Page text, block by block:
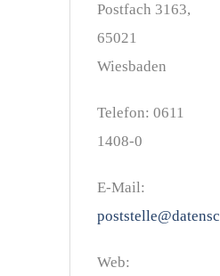
Postfach 3163,
65021
Wiesbaden
Telefon: 0611
1408-0
E-Mail:
Web: